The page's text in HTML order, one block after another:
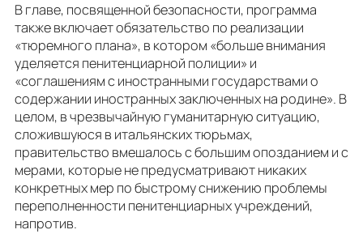
В главе, посвященной безопасности, программа
также включает обязательство по реализации
«тюремного плана», в котором «больше внимания
уделяется пенитенциарной полиции» и
«соглашениям с иностранными государствами о
содержании иностранных заключенных на родине». В
целом, в чрезвычайную гуманитарную ситуацию,
сложившуюся в итальянских тюрьмах,
правительство вмешалось с большим опозданием и с
мерами, которые не предусматривают никаких
конкретных мер по быстрому снижению проблемы
переполненности пенитенциарных учреждений,
напротив.